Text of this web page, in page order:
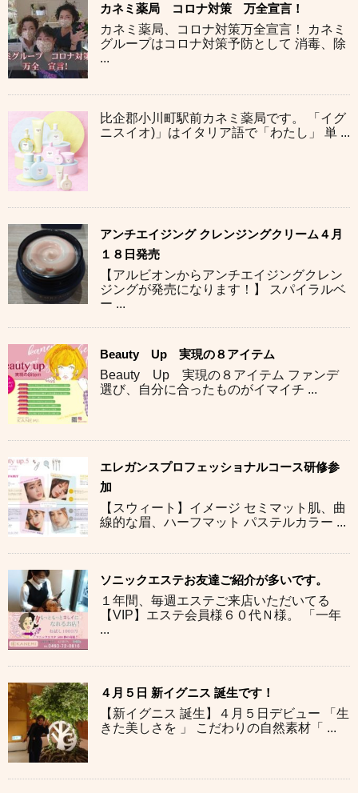
カネミ薬局 コロナ対策 万全宣言！
カネミ薬局、コロナ対策万全宣言！ カネミ
グループはコロナ対策予防として 消毒、除
...
比企郡小川町駅前カネミ薬局です。 「イグ
ニスイオ)」はイタリア語で「わたし」 単 ...
アンチエイジング クレンジングクリーム４月
１８日発売
【アルビオンからアンチエイジングクレン
ジングが発売になります！】 スパイラルベ
ー ...
Beauty Up 実現の８アイテム
Beauty Up 実現の８アイテム ファンデ
選び、自分に合ったものがイマイチ ...
エレガンスプロフェッショナルコース研修参
加
【スウィート】イメージ セミマット肌、曲
線的な眉、ハーフマット パステルカラー ...
ソニックエステお友達ご紹介が多いです。
１年間、毎週エステご来店いただいてる
【VIP】エステ会員様６０代Ｎ様。 「一年
...
４月５日 新イグニス 誕生です！
【新イグニス 誕生】４月５日デビュー 「生
きた美しさを 」 こだわりの自然素材「 ...